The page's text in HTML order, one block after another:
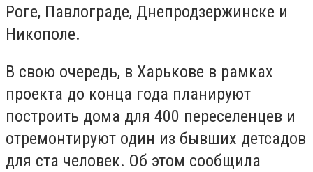
Роге, Павлограде, Днепродзержинске и
Никополе.
В свою очередь, в Харькове в рамках
проекта до конца года планируют
построить дома для 400 переселенцев и
отремонтируют один из бывших детсадов
для ста человек. Об этом сообщила